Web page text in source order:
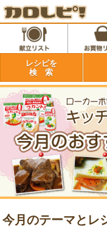
レシピを
検 索
今月のテーマとレ